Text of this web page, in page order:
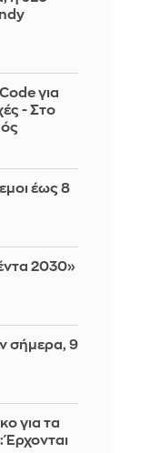
για
- Στο
έως 8
2030»
σήμερα, 9
για τα
Έρχονται